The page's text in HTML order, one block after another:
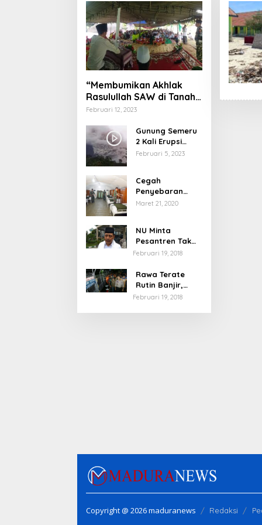
“Membumikan Akhlak
Rasulullah SAW di Tanah
Nusantara”
Februari 12, 2023
Gunung Semeru
2 Kali Erupsi
dengan Tinggi
Februari 5, 2023
Cegah
Penyebaran
Virus Corona,
Pelayanan
Maret 21, 2020
NU Minta
Pesantren Tak
Terprovokasi
Februari 19, 2018
Rawa Terate
Rutin Banjir,
Anies Bakal Cek
Februari 19, 2018
Copyright @ 2026 maduranews Redaksi